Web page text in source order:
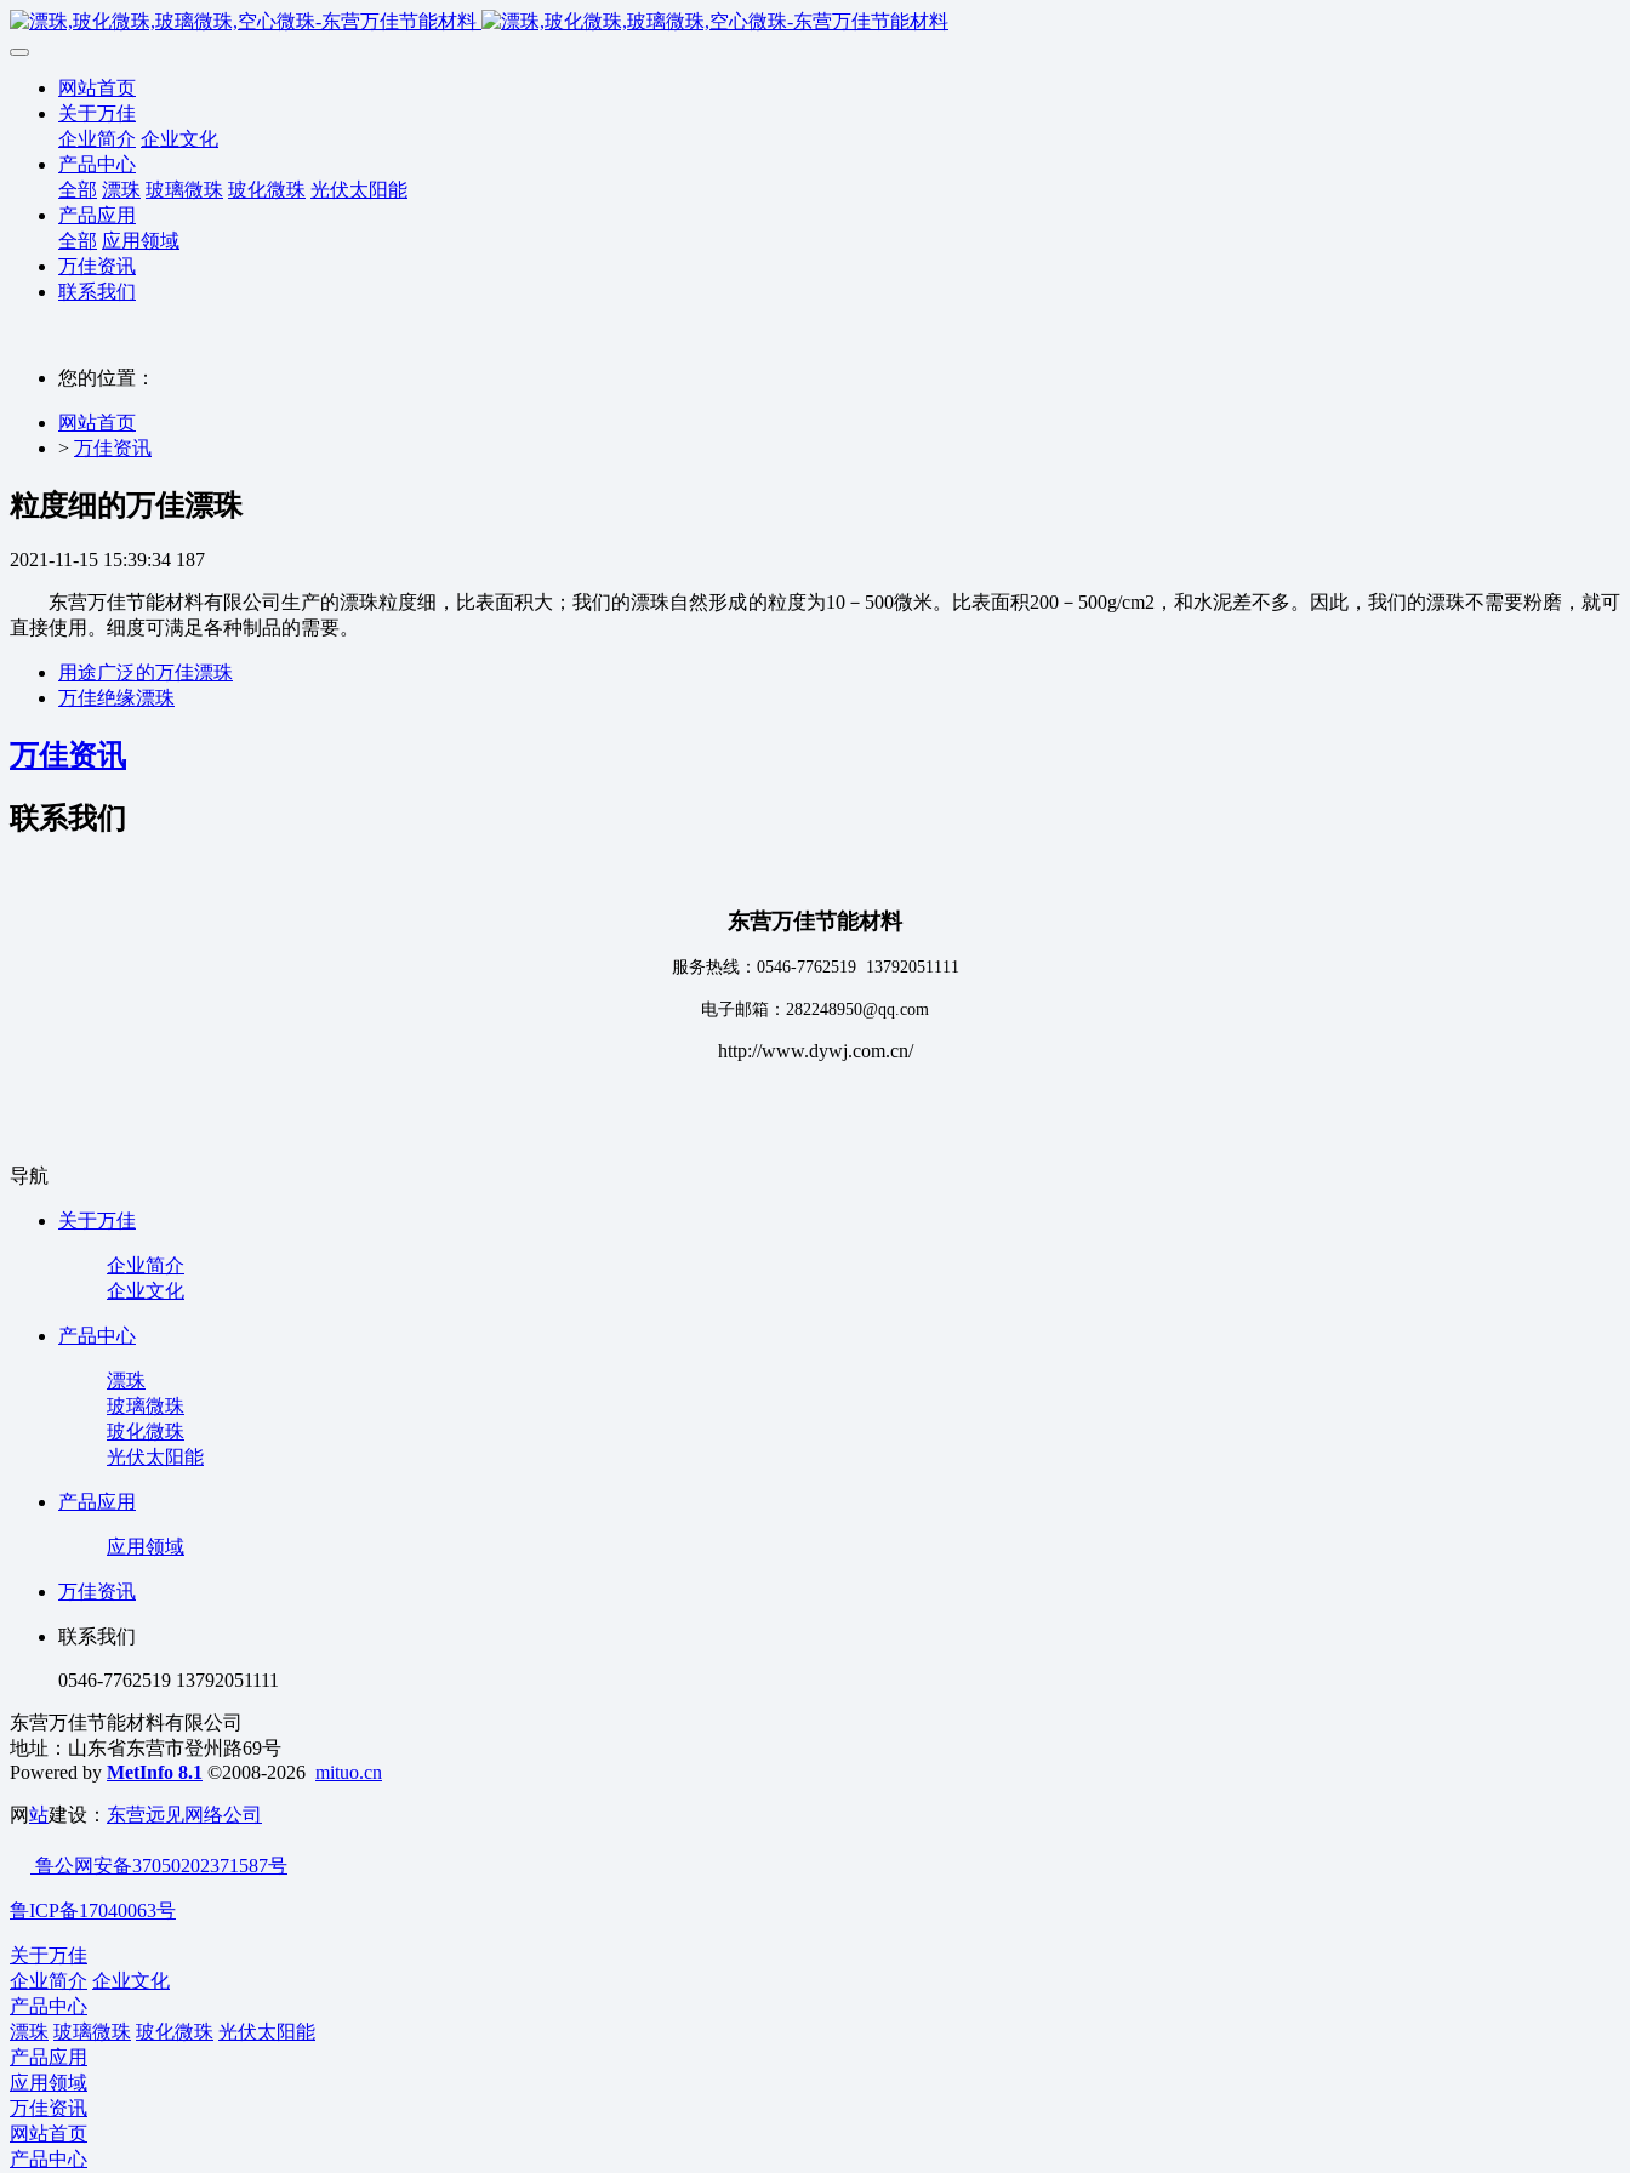
网站首页
关于万佳
企业简介 企业文化
产品中心
全部 漂珠 玻璃微珠 玻化微珠 光伏太阳能
产品应用
全部 应用领域
万佳资讯
联系我们
您的位置：
网站首页
> 万佳资讯
粒度细的万佳漂珠
2021-11-15 15:39:34 187
东营万佳节能材料有限公司生产的漂珠粒度细，比表面积大；我们的漂珠自然形成的粒度为10－500微米。比表面积200－500g/cm2，和水泥差不多。因此，我们的漂珠不需要粉磨，就可
直接使用。细度可满足各种制品的需要。
用途广泛的万佳漂珠
万佳绝缘漂珠
万佳资讯
联系我们
东营万佳节能材料
服务热线：0546-7762519 13792051111
电子邮箱：282248950@qq.com
http://www.dywj.com.cn/
导航
关于万佳
企业简介
企业文化
产品中心
漂珠
玻璃微珠
玻化微珠
光伏太阳能
产品应用
应用领域
万佳资讯
联系我们
0546-7762519 13792051111
东营万佳节能材料有限公司
地址：山东省东营市登州路69号
Powered by MetInfo 8.1 ©2008-2026 mituo.cn
网站建设： 东营远见网络公司
鲁公网安备37050202371587号
鲁ICP备17040063号
关于万佳
企业简介 企业文化
产品中心
漂珠 玻璃微珠 玻化微珠 光伏太阳能
产品应用
应用领域
万佳资讯
网站首页
产品中心